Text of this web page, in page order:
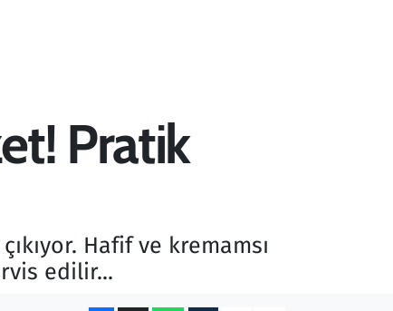
Pratik
Hafif ve kremamsı
edilir...